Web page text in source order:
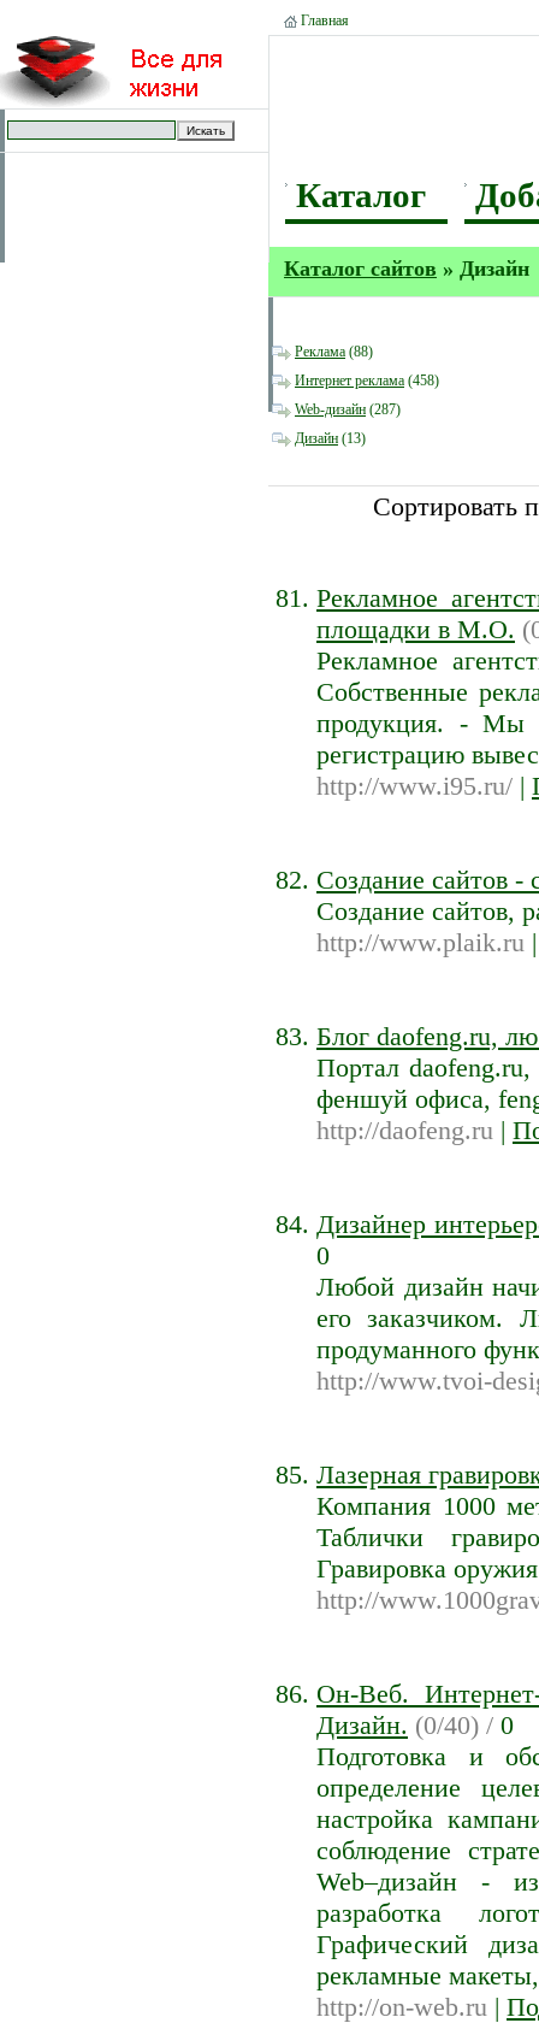
Главная
Каталог
Каталог сайтов » Дизайн
Реклама (88)
Интернет реклама (458)
Web-дизайн (287)
Дизайн (13)
Сортировать
Рекламное
площадки в М.О.
Рекламное
Собственные
продукция. - Мы
регистрацию
http://www.i95.ru/ |
Создание сайтов -
Создание сайтов,
http://www.plaik.ru
Блог daofeng.ru,
Портал
феншуй офиса,
http://daofeng.ru |
Дизайнер
0
Любой дизайн
его заказчиком.
продуманного
http://www.tvoi-
Лазерная
Компания 1000
Таблички
Гравировка
http://
Он-Веб.
Дизайн. (0/40) / 0
Подготовка и
определение
настройка
соблюдение
Web–дизайн -
разработка
Графический
рекламные
http://on-web.ru |